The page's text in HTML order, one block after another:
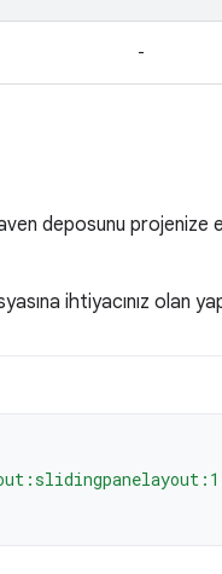
-
deposunu
ihtiyacınız olan